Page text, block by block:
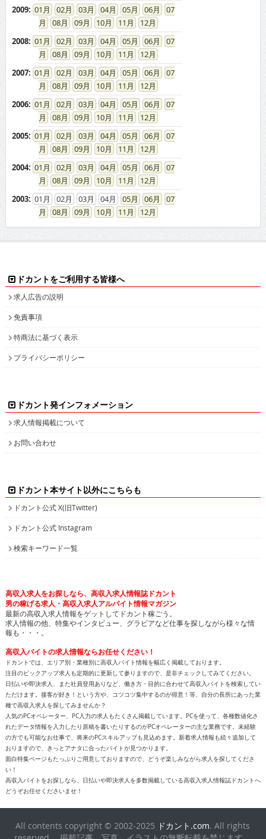
2009: 01 02 03 04 05 06
07
08
09 10 11
12
2008: 01 02 03 04 05 06
07
08
09 10 11
12
2007: 01 02 03 04 05 06
07
08
09 10 11
12
2006: 01 02 03 04 05 06
07
08
09 10 11
12
2005: 01 02 03 04 05 06
07
08
09 10 11
12
2004: 01 02 03 04 05 06
07
08
09 10 11
12
2003: 01 02 03 04 05 06
07
08
09 10 11 12
ドカントをご利用する皆様へ
求人広告の説明
免責事項
特商法に基づく表示
プライバシーポリシー
ドカント発インフォメーション
求人情報掲載について
お問い合わせ
ドカント本サイト以外にこちらも
ドカント公式 X(旧Twitter)
ドカント公式 Instagram
検索キーワード一覧
高収入求人をお探しなら、高収入求人情報誌ドカント
男の稼げる求人・高収入求人アルバイト情報マガジン
最新の高収入求人情報をゲットしてドカント稼ごう。
求人情報の他、特集やインタビュー、グラビアなど仕事を探しながら様々な情
報も・・・。
高収入バイトの求人情報ならお任せください！
ドカントでは、エリア別・業種別に高収入バイト情報を幅広く掲載しております。
注目のピックアップ求人も定期的に更新して参りますので、是非チェックしてみてください。
日払いや即決求人、また社員登用ありなど、働き方・目的に合わせて高収入バイトを検索してい
ただけます。接客が好き！という方や、コツコツ集中するのが得意！等、自分の長所にあった業
種で高収入求人を探してみませんか？
人気のPCオペレーター、PC入力の求人もたくさん掲載しています。PCを使って、各種数値化さ
れたデータ情報を入力したり原稿を書いたりするのがPCオペレーターの主な業務です。未経験
の方でも可能なお仕事で、将来のPCスキルアップも見込めます。新着求人情報も続々追加して
おりますので、きっとアナタに合ったバイトが見つかります。
面白特集ページもたっぷりご用意しておりますので、どうぞ楽しみながら求人を探してくださ
い！
高収入バイトをお探しなら、日払いや即決求人を多数掲載している高収入求人情報誌ドカントへ
どうぞお任せくださいませ！
All contents copyright © 2002-2025 ドカント.com. All rights